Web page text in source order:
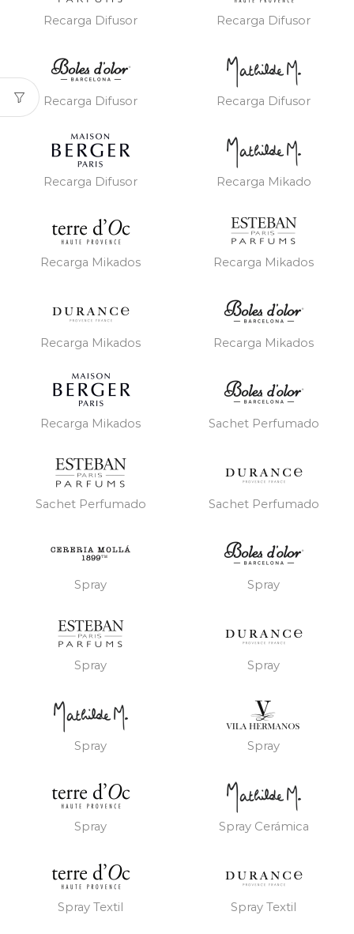
Recarga Difusor Recarga Difusor
Recarga Difusor Recarga Difusor
Recarga Difusor Recarga Mikado
Recarga Mikados Recarga Mikados
Recarga Mikados Recarga Mikados
Recarga Mikados Sachet Perfumado
Sachet Perfumado Sachet Perfumado
Spray Spray
Spray Spray
Spray Spray
Spray Spray Cerámica
Spray Textil Spray Textil